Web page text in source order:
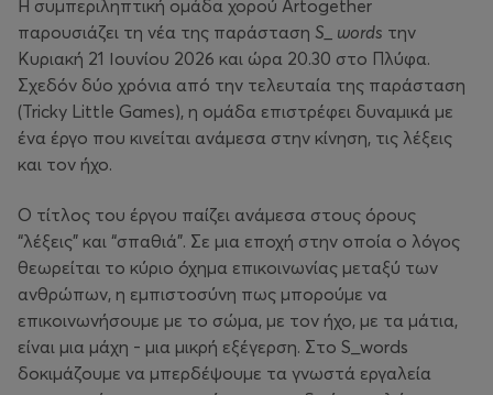
Η συμπεριληπτική ομάδα χορού Artogether
παρουσιάζει τη νέα της παράσταση S_ words την
Κυριακή 21 Ιουνίου 2026 και ώρα 20.30 στο Πλύφα.
Σχεδόν δύο χρόνια από την τελευταία της παράσταση
(Tricky Little Games), η ομάδα επιστρέφει δυναμικά με
ένα έργο που κινείται ανάμεσα στην κίνηση, τις λέξεις
και τον ήχο.
Ο τίτλος του έργου παίζει ανάμεσα στους όρους
“λέξεις” και “σπαθιά”. Σε μια εποχή στην οποία ο λόγος
θεωρείται το κύριο όχημα επικοινωνίας μεταξύ των
ανθρώπων, η εμπιστοσύνη πως μπορούμε να
επικοινωνήσουμε με το σώμα, με τον ήχο, με τα μάτια,
είναι μια μάχη - μια μικρή εξέγερση. Στο S_words
δοκιμάζουμε να μπερδέψουμε τα γνωστά εργαλεία